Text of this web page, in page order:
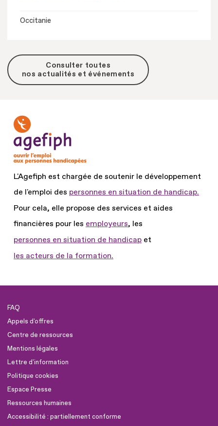
Occitanie
Consulter toutes
nos actualités et événements
L'Agefiph est chargée de soutenir le développement
de l'emploi des personnes en situation de handicap.
Pour cela, elle propose des services et aides
financières pour les employeurs, les
personnes en situation de handicap et
les acteurs de la formation.
FAQ
Appels d'offres
Centre de ressources
Mentions légales
Lettre d'information
Politique cookies
Espace Presse
Ressources humaines
Accessibilité : partiellement conforme